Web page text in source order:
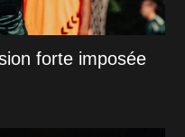
forte imposée